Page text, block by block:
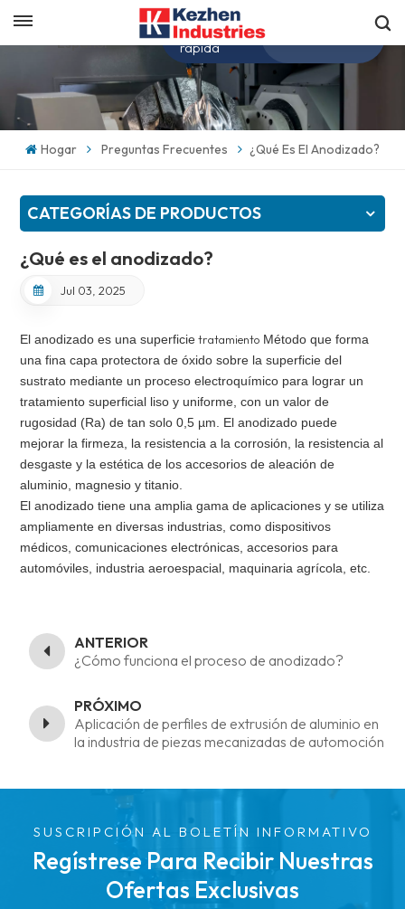
Español
English
español
日本語
한국의
Obtenga una cotización
rápida
Hogar Preguntas Frecuentes ¿Qué Es El Anodizado?
CATEGORÍAS DE PRODUCTOS
¿Qué es el anodizado?
Jul 03, 2025
El anodizado es una superficietratamiento Método que forma
una fina capa protectora de óxido sobre la superficie del
sustrato mediante un proceso electroquímico para lograr un
tratamiento superficial liso y uniforme, con un valor de
rugosidad (Ra) de tan solo 0,5 µm. El anodizado puede
mejorar la firmeza, la resistencia a la corrosión, la resistencia al
desgaste y la estética de los accesorios de aleación de
aluminio, magnesio y titanio.
El anodizado tiene una amplia gama de aplicaciones y se utiliza
ampliamente en diversas industrias, como dispositivos
médicos, comunicaciones electrónicas, accesorios para
automóviles, industria aeroespacial, maquinaria agrícola, etc.
ANTERIOR
¿Cómo funciona el proceso de anodizado?
PRÓXIMO
Aplicación de perfiles de extrusión de aluminio en
la industria de piezas mecanizadas de automoción
SUSCRIPCIÓN AL BOLETÍN INFORMATIVO
Regístrese Para Recibir Nuestras
Ofertas Exclusivas